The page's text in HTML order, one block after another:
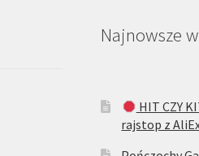
Najnowsze
HIT CZY
rajstop z